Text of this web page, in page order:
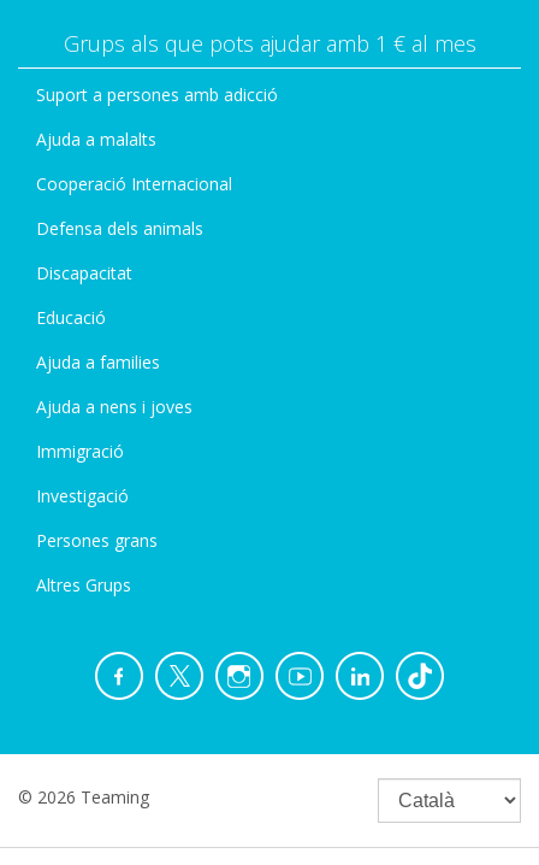
Grups als que pots ajudar amb 1 € al mes
Suport a persones amb adicció
Ajuda a malalts
Cooperació Internacional
Defensa dels animals
Discapacitat
Educació
Ajuda a families
Ajuda a nens i joves
Immigració
Investigació
Persones grans
Altres Grups
© 2026 Teaming